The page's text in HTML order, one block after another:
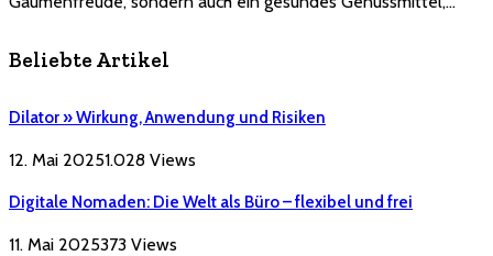
Beliebte Artikel
Dilator » Wirkung, Anwendung und Risiken
12. Mai 20251.028 Views
Digitale Nomaden: Die Welt als Büro – flexibel und frei
11. Mai 2025373 Views